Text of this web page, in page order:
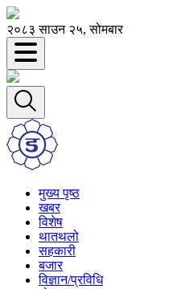
२०८३ साउन २५, सोमबार
मुख्य पृष्ठ
खबर
विशेष
थातथलो
सहकारी
बजार
विज्ञान/प्रविधि